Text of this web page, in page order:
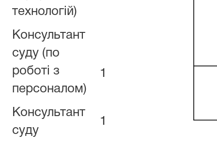
технологій)
Консультант
суду (по
роботі з
персоналом)
1
Консультант
суду
1